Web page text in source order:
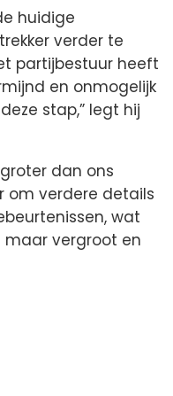
huidige
verder te
partijbestuur heeft
en onmogelijk
stap,” legt hij
dan ons
om verdere details
wat
maar vergroot en